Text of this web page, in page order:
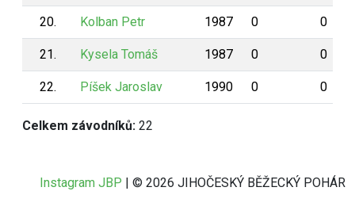
20. Kolban Petr 1987 0 0
21. Kysela Tomáš 1987 0 0
22. Píšek Jaroslav 1990 0 0
Celkem závodníků: 22
Instagram JBP | © 2026 JIHOČESKÝ BĚŽECKÝ POHÁR